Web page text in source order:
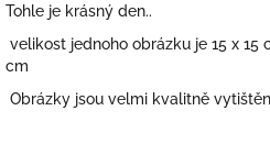
Tohle je krásný den..
velikost jednoho obrázku je 15 x 15
cm
Obrázky jsou velmi kvalitně